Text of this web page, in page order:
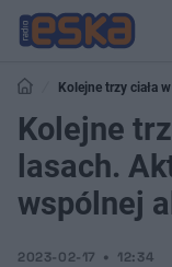
Kolejne trzy ciała
akcji
Kolejne
lasach.
wspólnej
2023-02-17 12:34